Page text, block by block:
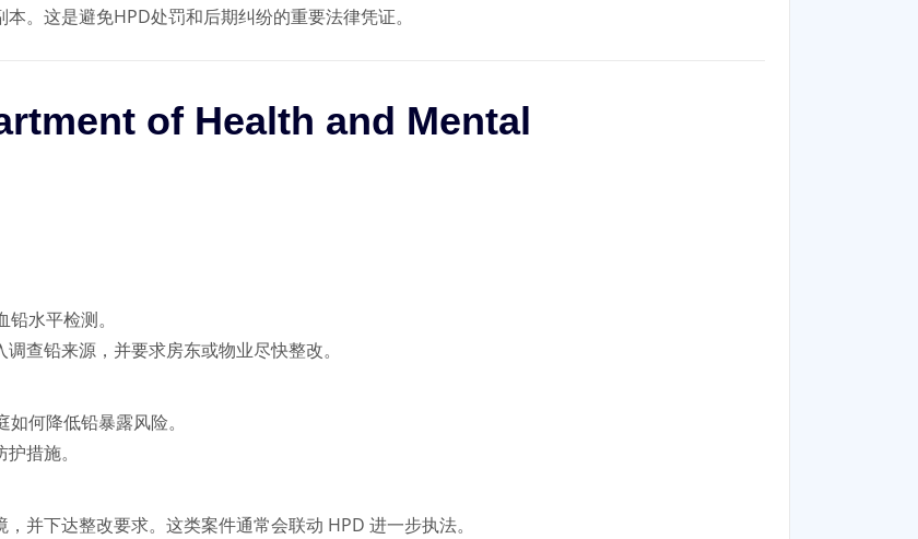
。这是避免HPD处罚和后期纠纷的重要法律凭证。
of Health and Mental
水平检测。
查铅来源，并要求房东或物业尽快整改。
何降低铅暴露风险。
措施。
并下达整改要求。这类案件通常会联动 HPD 进一步执法。